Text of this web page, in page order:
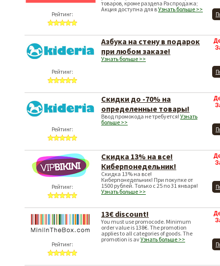
Рейтинг:
товаров, кроме раздела Распродажа;
Акция доступна для вУзнать больше >>
Рейтинг:
Азбука на стену в подарок
при любом заказе!
Узнать больше >>
Рейтинг:
Скидки до -70% на
определенные товары!
Ввод промокода не требуется! Узнать
больше >>
Рейтинг:
Скидка 13% на все!
Киберпонедельник!
Скидка 13% на все!
Киберпонедельник! При покупке от
1500 рублей. Только с 25 по 31 января!
Узнать больше >>
Рейтинг:
13€ discount!
You must use promocode. Minimum
order value is 138€. The promotion
applies to all categories of goods. The
promotion is avУзнать больше >>